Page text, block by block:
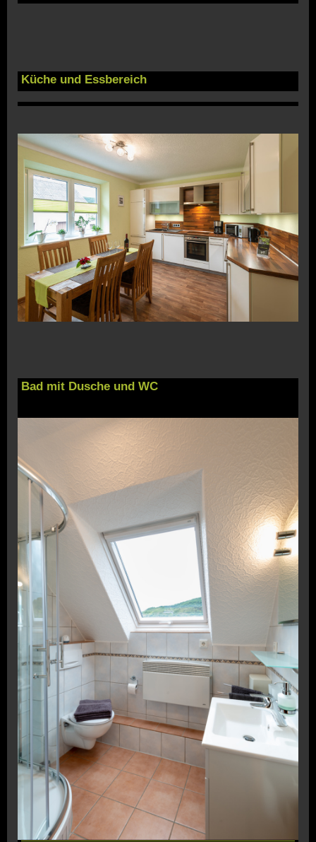
Küche und Essbereich
Bad mit Dusche und WC